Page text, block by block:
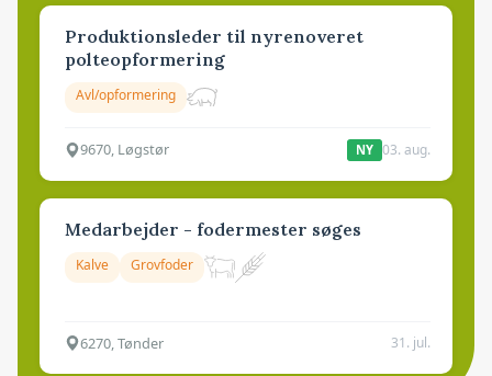
Produktionsleder til nyrenoveret
polteopformering
Avl/opformering
9670, Løgstør NY 03. aug.
Medarbejder - fodermester søges
Kalve Grovfoder
6270, Tønder 31. jul.